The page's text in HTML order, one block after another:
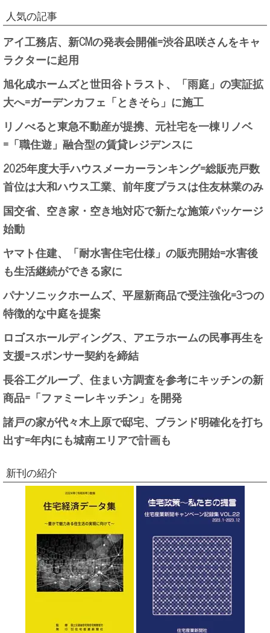
人気の記事
アイ工務店、新CMの発表会開催=渋谷凪咲さんをキャ
ラクターに起用
旭化成ホームズと世田谷トラスト、「雨庭」の実証拡
大へ=ガーデンカフェ「ときそら」に施工
リノべると東急不動産が提携、元社宅を一棟リノベ
=「職住遊」融合型の賃貸レジデンスに
2025年度大手ハウスメーカーランキング=総販売戸数
首位は大和ハウス工業、前年度プラスは住友林業のみ
国交省、空き家・空き地対応で新たな施策パッケージ
始動
ヤマト住建、「耐水害住宅仕様」の販売開始=水害後
も生活継続ができる家に
パナソニックホームズ、平屋新商品で受注強化=3つの
特徴的な中庭を提案
ロゴスホールディングス、アエラホームの民事再生を
支援=スポンサー契約を締結
長谷工グループ、住まい方調査を参考にキッチンの新
商品=「ファミーレキッチン」を開発
諸戸の家が代々木上原で邸宅、ブランド明確化を打ち
出す=年内にも城南エリアで計画も
新刊の紹介